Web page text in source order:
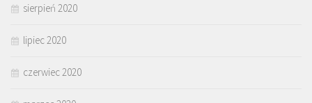
sierpień 2020
lipiec 2020
czerwiec 2020